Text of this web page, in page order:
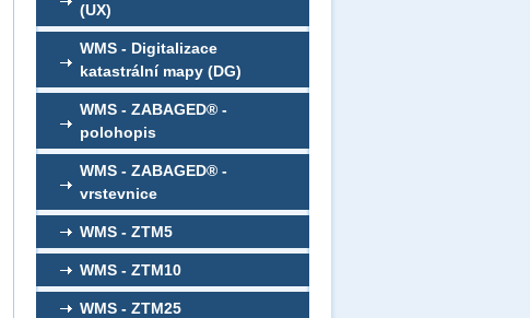
(UX)
WMS - Digitalizace
katastrální mapy (DG)
WMS - ZABAGED® -
polohopis
WMS - ZABAGED® -
vrstevnice
WMS - ZTM5
WMS - ZTM10
WMS - ZTM25